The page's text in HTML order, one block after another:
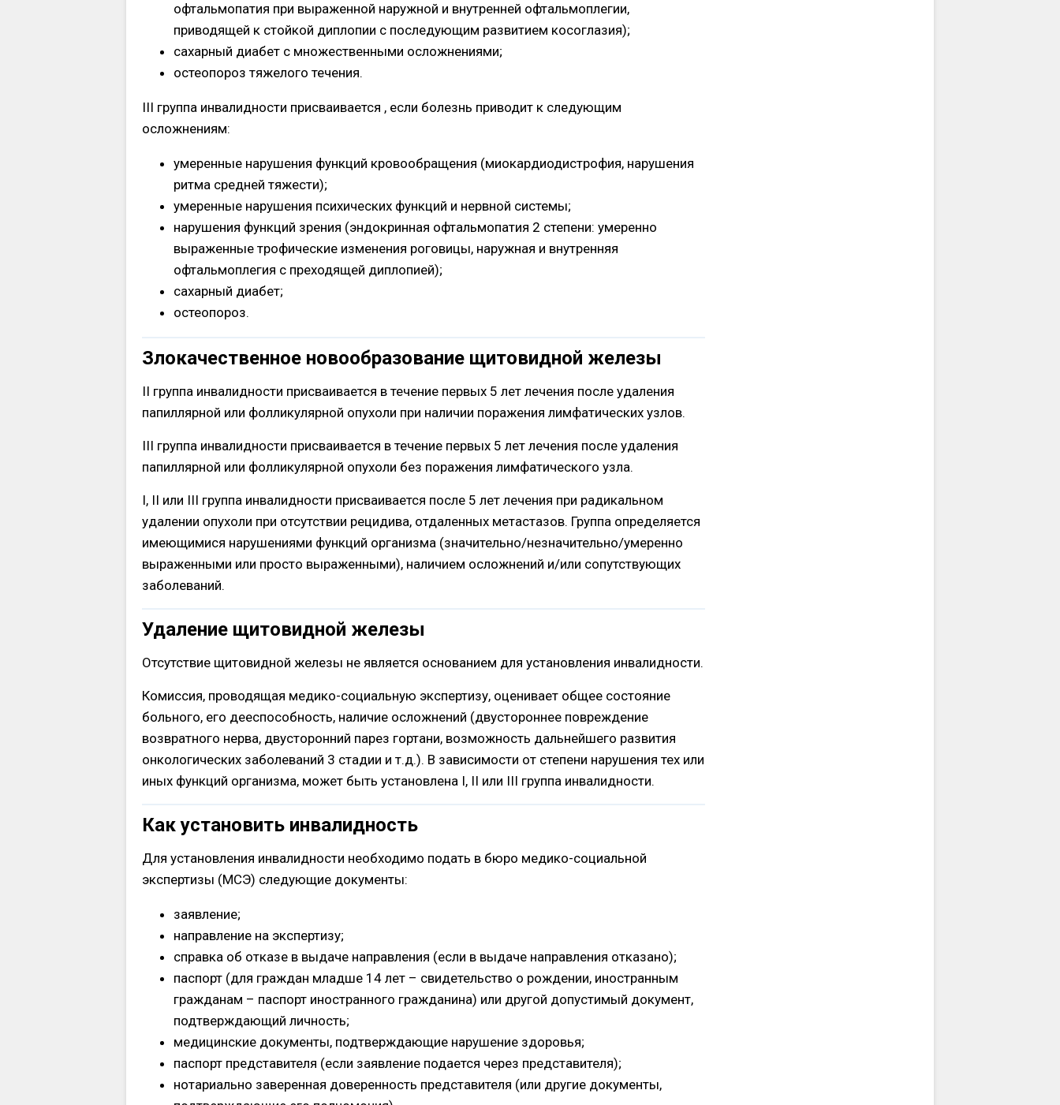
офтальмопатия при выраженной наружной и внутренней офтальмоплегии,
приводящей к стойкой диплопии с последующим развитием косоглазия);
сахарный диабет с множественными осложнениями;
остеопороз тяжелого течения.
III группа инвалидности присваивается , если болезнь приводит к следующим
осложнениям:
умеренные нарушения функций кровообращения (миокардиодистрофия, нарушения
ритма средней тяжести);
умеренные нарушения психических функций и нервной системы;
нарушения функций зрения (эндокринная офтальмопатия 2 степени: умеренно
выраженные трофические изменения роговицы, наружная и внутренняя
офтальмоплегия с преходящей диплопией);
сахарный диабет;
остеопороз.
Злокачественное новообразование щитовидной железы
II группа инвалидности присваивается в течение первых 5 лет лечения после удаления
папиллярной или фолликулярной опухоли при наличии поражения лимфатических узлов.
III группа инвалидности присваивается в течение первых 5 лет лечения после удаления
папиллярной или фолликулярной опухоли без поражения лимфатического узла.
I, II или III группа инвалидности присваивается после 5 лет лечения при радикальном
удалении опухоли при отсутствии рецидива, отдаленных метастазов. Группа определяется
имеющимися нарушениями функций организма (значительно/незначительно/умеренно
выраженными или просто выраженными), наличием осложнений и/или сопутствующих
заболеваний.
Удаление щитовидной железы
Отсутствие щитовидной железы не является основанием для установления инвалидности.
Комиссия, проводящая медико-социальную экспертизу, оценивает общее состояние
больного, его дееспособность, наличие осложнений (двустороннее повреждение
возвратного нерва, двусторонний парез гортани, возможность дальнейшего развития
онкологических заболеваний 3 стадии и т.д.). В зависимости от степени нарушения тех или
иных функций организма, может быть установлена I, II или III группа инвалидности.
Как установить инвалидность
Для установления инвалидности необходимо подать в бюро медико-социальной
экспертизы (МСЭ) следующие документы:
заявление;
направление на экспертизу;
справка об отказе в выдаче направления (если в выдаче направления отказано);
паспорт (для граждан младше 14 лет – свидетельство о рождении, иностранным
гражданам – паспорт иностранного гражданина) или другой допустимый документ,
подтверждающий личность;
медицинские документы, подтверждающие нарушение здоровья;
паспорт представителя (если заявление подается через представителя);
нотариально заверенная доверенность представителя (или другие документы,